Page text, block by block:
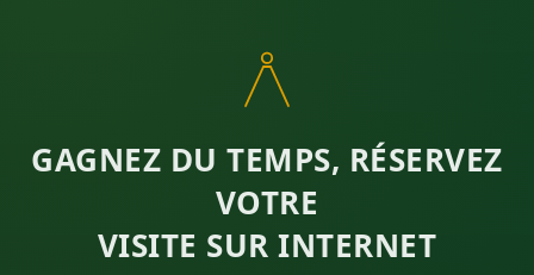
GAGNEZ DU TEMPS, RÉSERVEZ
VOTRE
VISITE SUR INTERNET